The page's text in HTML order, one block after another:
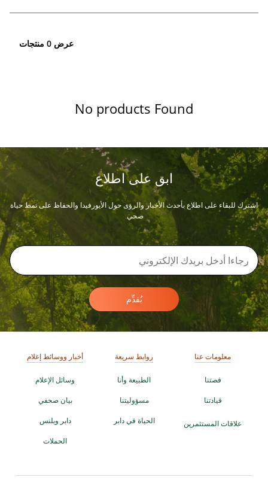
عرض 0 منتجات
No products Found
ابق على اطلاع
اشترك للبقاء على اطلاع بأحدث الأخبار والرؤى حول الأيورفيدا والحفاظ على نمط حياة
صحي.
يُقدِّم
معلومات عنا
قصتنا
قيادتنا
علاقات المستثمرين
روابط سريعة
الطبيعة وأنا
مسؤوليتنا
الحياة في دابر
أخبار ووسائط إعلام
وسائل الإعلام
بيان صحفي
دابر ويلنس
الحملات